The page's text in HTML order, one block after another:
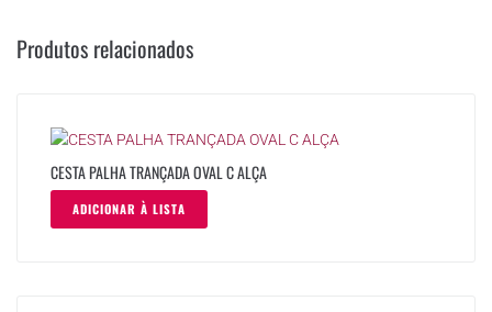
Produtos relacionados
CESTA PALHA TRANÇADA OVAL C ALÇA
ADICIONAR À LISTA